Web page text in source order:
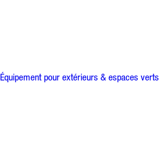
Équipement pour extérieurs & espaces verts